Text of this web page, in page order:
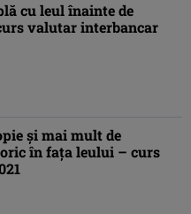
cu leul înainte de
valutar interbancar
şi mai mult de
în faţa leului – curs